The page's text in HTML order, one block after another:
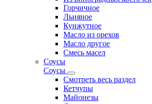
Горчичное
Льняное
Кунжутное
Масло из орехов
Масло другое
Смесь масел
Соусы
Соусы
Смотреть весь раздел
Кетчупы
Майонезы